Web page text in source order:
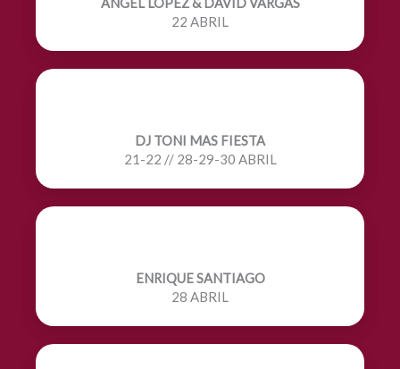
22 ABRIL
DJ TONI MAS FIESTA
21-22 // 28-29-30 ABRIL
ENRIQUE SANTIAGO
28 ABRIL